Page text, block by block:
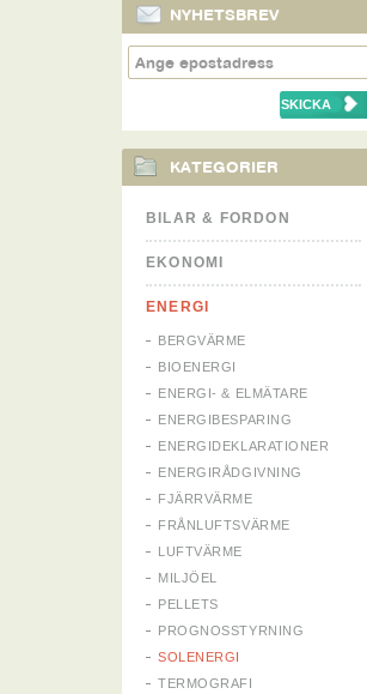
NYHETSBREV
KATEGORIER
BILAR & FORDON
EKONOMI
ENERGI
BERGVÄRME
BIOENERGI
ENERGI- & ELMÄTARE
ENERGIBESPARING
ENERGIDEKLARATIONER
ENERGIRÅDGIVNING
FJÄRRVÄRME
FRÅNLUFTSVÄRME
LUFTVÄRME
MILJÖEL
PELLETS
PROGNOSSTYRNING
SOLENERGI
TERMOGRAFI